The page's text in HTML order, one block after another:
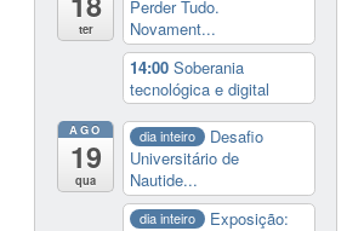
ter
Perder Tudo.
Novament...
14:00Soberania
tecnológica e digital
AGO
19
qua
dia inteiro
Desafio
Universitário de
Nautide...
dia inteiro
Exposição: